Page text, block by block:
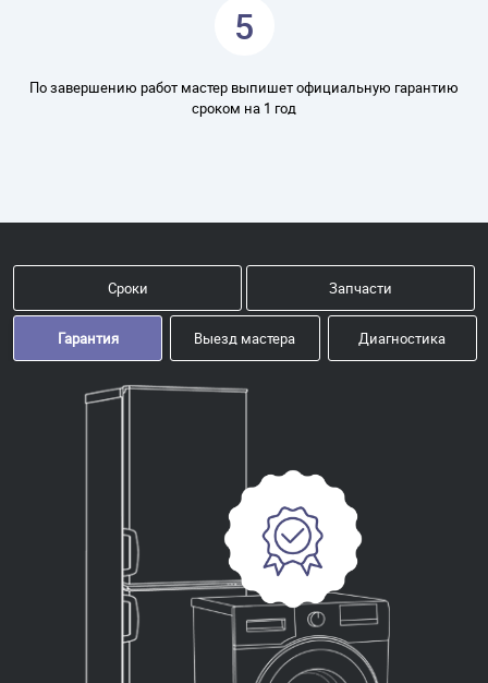
5
По завершению работ мастер выпишет официальную гарантию
сроком на 1 год
Сроки Запчасти
Гарантия Выезд мастера Диагностика